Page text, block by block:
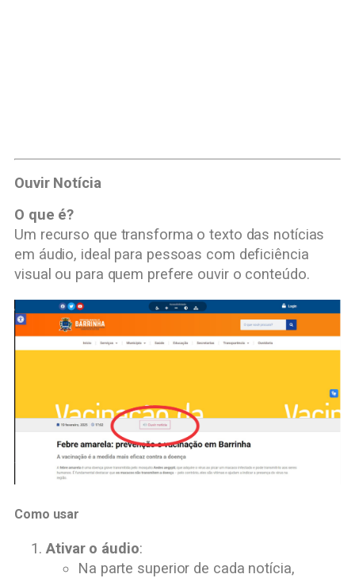
Ouvir Notícia
O que é?
Um recurso que transforma o texto das notícias
em áudio, ideal para pessoas com deficiência
visual ou para quem prefere ouvir o conteúdo.
Como usar
Ativar o áudio:
Na parte superior de cada notícia,